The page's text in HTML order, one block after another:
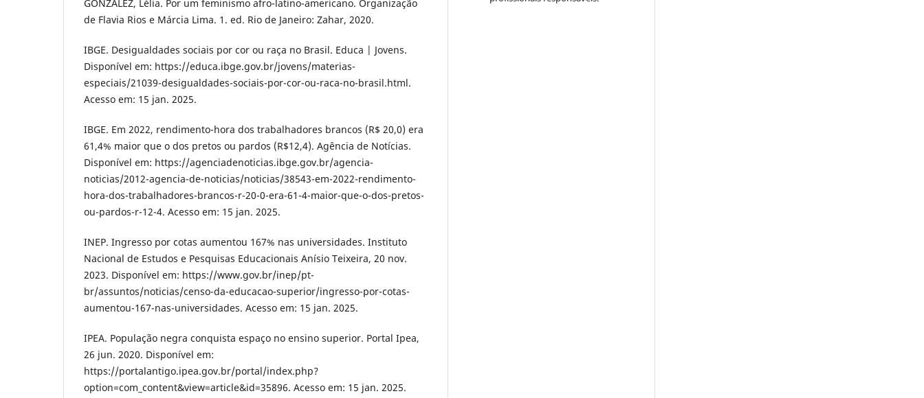
GONZALEZ, Lélia. Por um feminismo afro-latino-americano. Organização
de Flavia Rios e Márcia Lima. 1. ed. Rio de Janeiro: Zahar, 2020.
IBGE. Desigualdades sociais por cor ou raça no Brasil. Educa | Jovens.
Disponível em: https://educa.ibge.gov.br/jovens/materias-
especiais/21039-desigualdades-sociais-por-cor-ou-raca-no-brasil.html.
Acesso em: 15 jan. 2025.
IBGE. Em 2022, rendimento-hora dos trabalhadores brancos (R$ 20,0) era
61,4% maior que o dos pretos ou pardos (R$12,4). Agência de Notícias.
Disponível em: https://agenciadenoticias.ibge.gov.br/agencia-
noticias/2012-agencia-de-noticias/noticias/38543-em-2022-rendimento-
hora-dos-trabalhadores-brancos-r-20-0-era-61-4-maior-que-o-dos-pretos-
ou-pardos-r-12-4. Acesso em: 15 jan. 2025.
INEP. Ingresso por cotas aumentou 167% nas universidades. Instituto
Nacional de Estudos e Pesquisas Educacionais Anísio Teixeira, 20 nov.
2023. Disponível em: https://www.gov.br/inep/pt-
br/assuntos/noticias/censo-da-educacao-superior/ingresso-por-cotas-
aumentou-167-nas-universidades. Acesso em: 15 jan. 2025.
IPEA. População negra conquista espaço no ensino superior. Portal Ipea,
26 jun. 2020. Disponível em:
https://portalantigo.ipea.gov.br/portal/index.php?
option=com_content&view=article&id=35896. Acesso em: 15 jan. 2025.